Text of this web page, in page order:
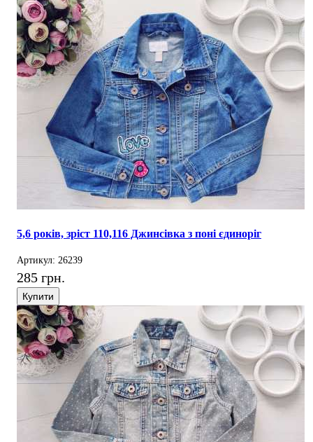
5,6 років, зріст 110,116 Джинсівка з поні єдиноріг
Артикул: 26239
285 грн.
Купити